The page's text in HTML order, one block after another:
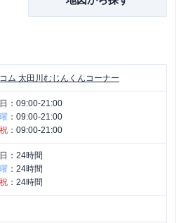
ム 太田川むじんくんコーナー
： 09:00-21:00
： 09:00-21:00
： 09:00-21:00
： 24時間
： 24時間
： 24時間